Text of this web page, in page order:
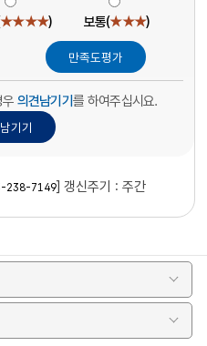
★★★★) 보통(★★★)
의견남기기를 하여주십시요.
238-7149] 갱신주기 : 주간